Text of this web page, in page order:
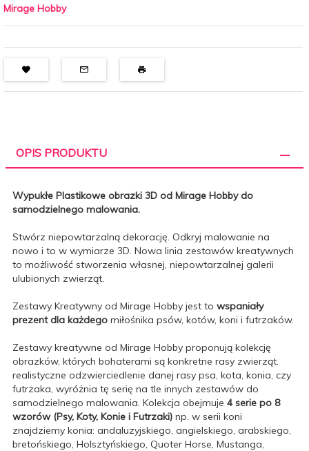
Mirage Hobby
OPIS PRODUKTU
Wypukłe Plastikowe obrazki 3D od Mirage Hobby do
samodzielnego malowania.
Stwórz niepowtarzalną dekorację. Odkryj malowanie na
nowo i to w wymiarze 3D. Nowa linia zestawów kreatywnych
to możliwość stworzenia własnej, niepowtarzalnej galerii
ulubionych zwierząt.
Zestawy Kreatywny od Mirage Hobby jest to wspaniały
prezent dla każdego miłośnika psów, kotów, koni i futrzaków.
Zestawy kreatywne od Mirage Hobby proponują kolekcję
obrazków, których bohaterami są konkretne rasy zwierząt.
realistyczne odzwierciedlenie danej rasy psa, kota, konia, czy
futrzaka, wyróżnia tę serię na tle innych zestawów do
samodzielnego malowania. Kolekcja obejmuje 4 serie po 8
wzorów (Psy, Koty, Konie i Futrzaki) np. w serii koni
znajdziemy konia: andaluzyjskiego, angielskiego, arabskiego,
bretońskiego, Holsztyńskiego, Quoter Horse, Mustanga,